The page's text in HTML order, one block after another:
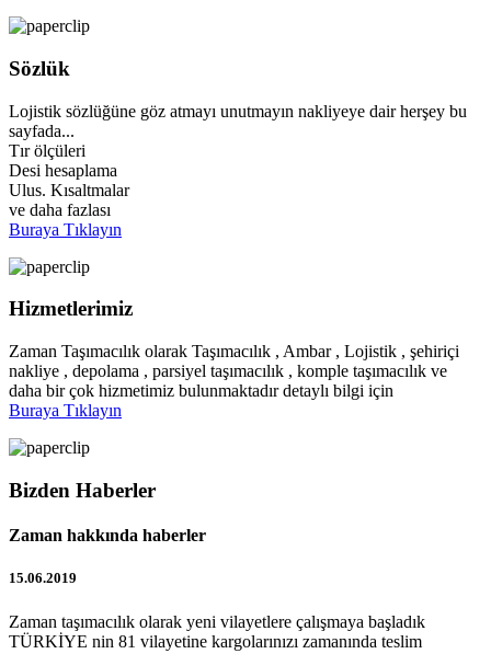
Sözlük
Lojistik sözlüğüne göz atmayı unutmayın nakliyeye dair herşey bu
sayfada...
Tır ölçüleri
Desi hesaplama
Ulus. Kısaltmalar
ve daha fazlası
Buraya Tıklayın
Hizmetlerimiz
Zaman Taşımacılık olarak Taşımacılık , Ambar , Lojistik , şehiriçi
nakliye , depolama , parsiyel taşımacılık , komple taşımacılık ve
daha bir çok hizmetimiz bulunmaktadır detaylı bilgi için
Buraya Tıklayın
Bizden Haberler
Zaman hakkında haberler
15.06.2019
Zaman taşımacılık olarak yeni vilayetlere çalışmaya başladık
TÜRKİYE nin 81 vilayetine kargolarınızı zamanında teslim